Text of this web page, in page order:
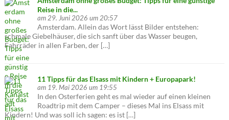
Reise in die...
am 29. Juni 2026 um 20:57
Amsterdam. Allein das Wort lässt Bilder entstehen:
schmale Giebelhäuser, die sich sanft über das Wasser beugen,
Fahrräder in allen Farben, der […]
11 Tipps für das Elsass mit Kindern + Europapark!
am 19. Mai 2026 um 19:55
In den Osterferien geht es mal wieder auf einen kleinen
Roadtrip mit dem Camper – dieses Mal ins Elsass mit
Kindern! Und was soll ich sagen: es ist […]